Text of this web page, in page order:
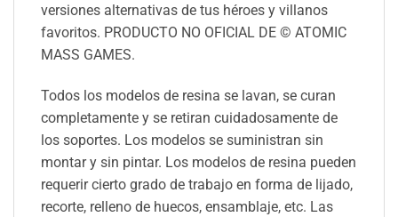
versiones alternativas de tus héroes y villanos
favoritos. PRODUCTO NO OFICIAL DE © ATOMIC
MASS GAMES.
Todos los modelos de resina se lavan, se curan
completamente y se retiran cuidadosamente de
los soportes. Los modelos se suministran sin
montar y sin pintar. Los modelos de resina pueden
requerir cierto grado de trabajo en forma de lijado,
recorte, relleno de huecos, ensamblaje, etc. Las